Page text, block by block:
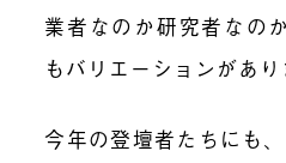
業者なのか研究者なの
もバリエーションがあり
今年の登壇者たちにも